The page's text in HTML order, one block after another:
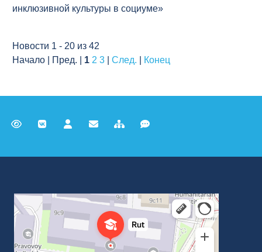
инклюзивной культуры в социуме»
Новости 1 - 20 из 42
Начало | Пред. | 1 2 3 След. Конец
Российский университет транспорта
ВУЗ в Москве